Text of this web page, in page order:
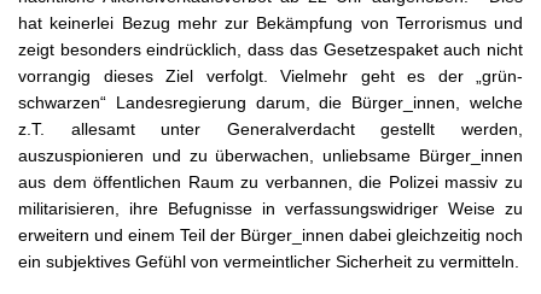
hat keinerlei Bezug mehr zur Bekämpfung von Terrorismus und
zeigt besonders eindrücklich, dass das Gesetzespaket auch nicht
vorrangig dieses Ziel verfolgt. Vielmehr geht es der „grün-
schwarzen“ Landesregierung darum, die Bürger_innen, welche
z.T. allesamt unter Generalverdacht gestellt werden,
auszuspionieren und zu überwachen, unliebsame Bürger_innen
aus dem öffentlichen Raum zu verbannen, die Polizei massiv zu
militarisieren, ihre Befugnisse in verfassungswidriger Weise zu
erweitern und einem Teil der Bürger_innen dabei gleichzeitig noch
ein subjektives Gefühl von vermeintlicher Sicherheit zu vermitteln.